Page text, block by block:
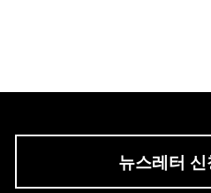
뉴스레터 신